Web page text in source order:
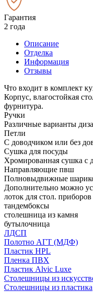
Гарантия
2 года
Описание
Отделка
Информация
Отзывы
Что входит в комплект
Корпус, влагостойкая
фурнитура.
Ручки
Различные варианты
Петли
С доводчиком или без
Сушка для посуды
Хромированная сушка с
Направляющие пвш
Полновыдвижные
Дополнительно можно
лоток для стол. приборов
тандембоксы
столешница из камня
бутылочница
ЛДСП
Полотно АГТ (МДФ)
Пластик HPL
Пленка ПВХ
Пластик Alvic Luxe
Столешницы из
Столешницы из пластика